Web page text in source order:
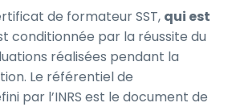
de formateur SST, qui est
conditionnée par la réussite du
réalisées pendant la
Le référentiel de
par l’INRS est le document de